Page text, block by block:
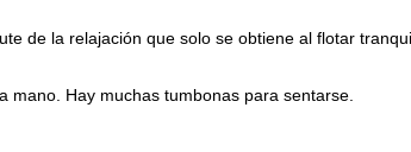
de la relajación que solo se obtiene al flotar
mano. Hay muchas tumbonas para sentarse.